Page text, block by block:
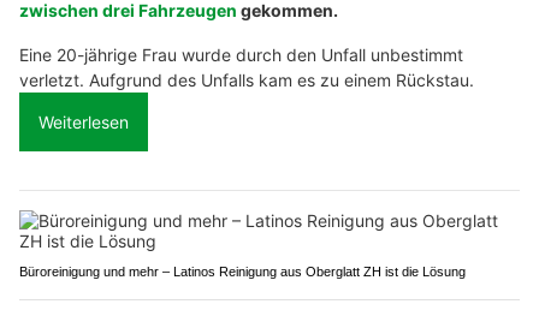
zwischen drei Fahrzeugen gekommen.
Eine 20-jährige Frau wurde durch den Unfall unbestimmt
verletzt. Aufgrund des Unfalls kam es zu einem Rückstau.
Weiterlesen
Büroreinigung und mehr – Latinos Reinigung aus Oberglatt ZH ist die Lösung